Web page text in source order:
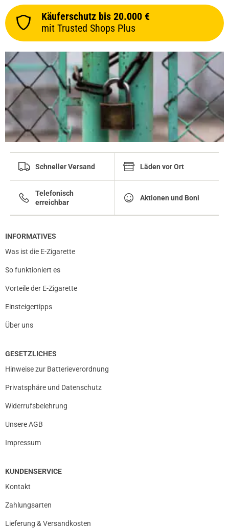
Käuferschutz bis 20.000 €
mit Trusted Shops Plus
Schneller Versand Läden vor Ort
Telefonisch
erreichbar
Aktionen und Boni
INFORMATIVES
Was ist die E-Zigarette
So funktioniert es
Vorteile der E-Zigarette
Einsteigertipps
Über uns
GESETZLICHES
Hinweise zur Batterieverordnung
Privatsphäre und Datenschutz
Widerrufsbelehrung
Unsere AGB
Impressum
KUNDENSERVICE
Kontakt
Zahlungsarten
Lieferung & Versandkosten